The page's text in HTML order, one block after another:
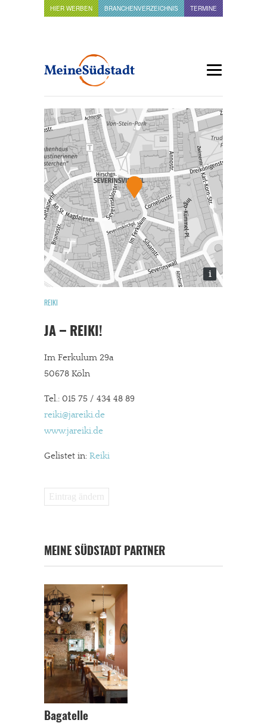
HIER WERBEN BRANCHENVERZEICHNIS TERMINE
i
REIKI
JA – REIKI!
Im Ferkulum 29a
50678 Köln
Tel.: 015 75 / 434 48 89
reiki@jareiki.de
www.jareiki.de
Gelistet in: Reiki
Eintrag ändern
MEINE SÜDSTADT PARTNER
Bagatelle